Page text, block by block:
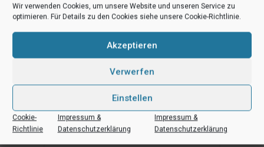
Wir verwenden Cookies, um unsere Website und unseren Service zu
optimieren. Für Details zu den Cookies siehe unsere Cookie-Richtlinie.
Akzeptieren
Verwerfen
Einstellen
Cookie-
Richtlinie
Impressum &
Datenschutzerklärung
Impressum &
Datenschutzerklärung